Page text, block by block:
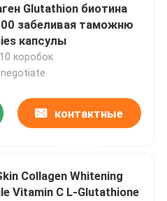
Glutathion биотина
забеливая таможню
капсулы
коробок
контактные
Collagen Whitening
Vitamin C L-Glutathione